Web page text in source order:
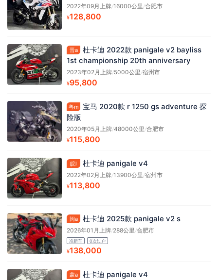
2022年09月上牌/16000公里/合肥市
¥128,800
晋a
杜卡迪 2022款 panigale v2 bayliss
1st championship 20th anniversary
2023年02月上牌/5000公里/宿州市
¥95,800
粤m
宝马 2020款 r 1250 gs adventure 探
险版
2020年05月上牌/48000公里/合肥市
¥115,800
皖l 杜卡迪 panigale v4
2022年02月上牌/13900公里/宿州市
¥113,800
闽a 杜卡迪 2025款 panigale v2 s
2026年01月上牌/288公里/合肥市
准新车 0次过户
¥138,000
蒙a 杜卡迪 panigale v4